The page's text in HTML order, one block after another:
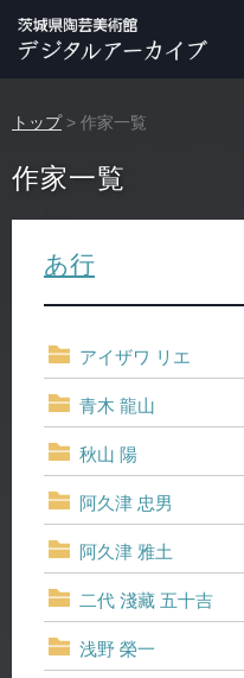
トップ > 作家一覧
作家一覧
あ行
アイザワ リエ
青木 龍山
秋山 陽
阿久津 忠男
阿久津 雅土
二代 淺藏 五十吉
浅野 榮一